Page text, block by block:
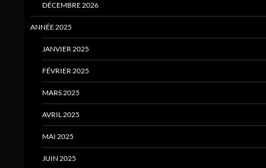
DÉCEMBRE 2026
ANNÉE 2025
JANVIER 2025
FÉVRIER 2025
MARS 2025
AVRIL 2025
MAI 2025
JUIN 2025